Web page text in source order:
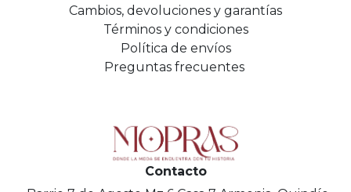
Cambios, devoluciones y garantías
Términos y condiciones
Política de envíos
Preguntas frecuentes
Contacto